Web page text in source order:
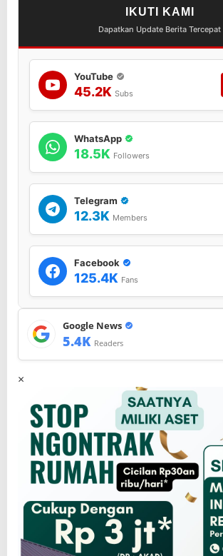
IKUTI KAMI
Dapatkan Update Berita Tercepat
YouTube
45.2K Subs
WhatsApp
18.5K Followers
Telegram
12.3K Members
Facebook
125.4K Fans
Google News
5.4K Readers
×